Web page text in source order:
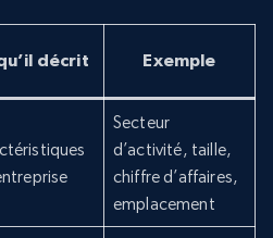
décrit Exemple
Secteur
d’activité, taille,
chiffre d’affaires,
emplacement